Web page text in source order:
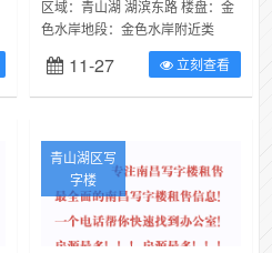
区域：青山湖 湖滨东路 楼盘：金
色水岸地段：金色水岸附近类
别：写字楼（可注册公司）面
积：120㎡价格：3600元/月...
11-27 立刻查看
青山湖区写
字楼